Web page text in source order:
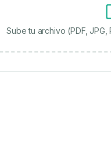
Sube tu archivo (PDF,